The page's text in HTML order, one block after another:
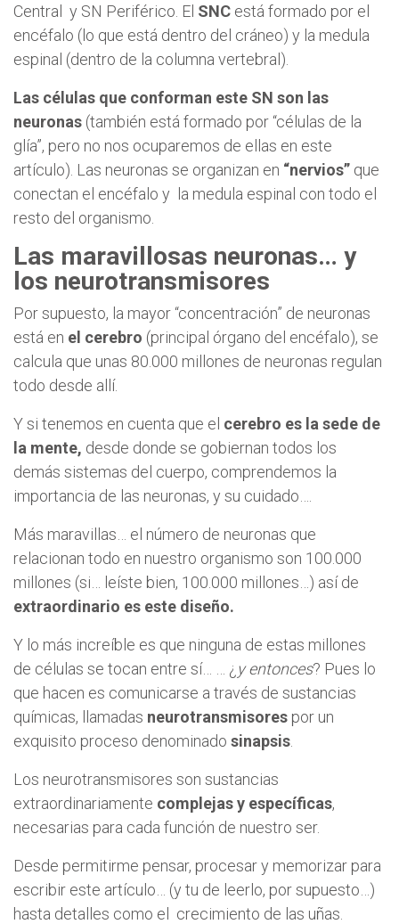
Central y SN Periférico. El SNC está formado por el
encéfalo (lo que está dentro del cráneo) y la medula
espinal (dentro de la columna vertebral).
Las células que conforman este SN son las
neuronas (también está formado por “células de la
glía”, pero no nos ocuparemos de ellas en este
artículo). Las neuronas se organizan en “nervios” que
conectan el encéfalo y la medula espinal con todo el
resto del organismo.
Las maravillosas neuronas… y
los neurotransmisores
Por supuesto, la mayor “concentración” de neuronas
está en el cerebro (principal órgano del encéfalo), se
calcula que unas 80.000 millones de neuronas regulan
todo desde allí.
Y si tenemos en cuenta que el cerebro es la sede de
la mente, desde donde se gobiernan todos los
demás sistemas del cuerpo, comprendemos la
importancia de las neuronas, y su cuidado….
Más maravillas… el número de neuronas que
relacionan todo en nuestro organismo son 100.000
millones (si… leíste bien, 100.000 millones…) así de
extraordinario es este diseño.
Y lo más increíble es que ninguna de estas millones
de células se tocan entre sí… … ¿ y entonces? Pues lo
que hacen es comunicarse a través de sustancias
químicas, llamadas neurotransmisores por un
exquisito proceso denominado sinapsis
Los neurotransmisores son sustancias
extraordinariamente complejas y específicas,
necesarias para cada función de nuestro ser.
Desde permitirme pensar, procesar y memorizar para
escribir este artículo… (y tu de leerlo, por supuesto…)
hasta detalles como el crecimiento de las uñas.